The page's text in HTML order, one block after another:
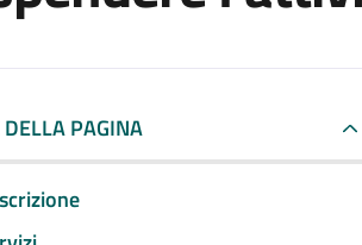
PAGINA